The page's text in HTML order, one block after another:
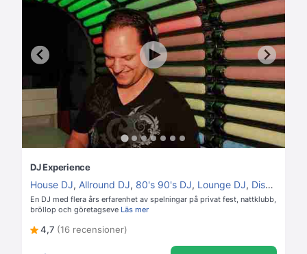
DJ Experience
House DJ, Allround DJ, 80's 90's DJ, Lounge DJ, Disco DJ
En DJ med flera års erfarenhet av spelningar på privat fest, nattklubb,
bröllop och göretagseve Läs mer
4,7 (16 recensioner)